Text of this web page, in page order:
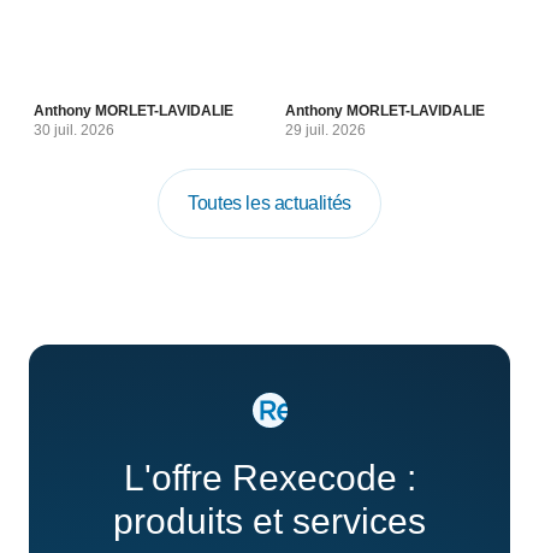
Anthony MORLET-LAVIDALIE
30 juil. 2026
Anthony MORLET-LAVIDALIE
29 juil. 2026
Toutes les actualités
L'offre Rexecode :
produits et services